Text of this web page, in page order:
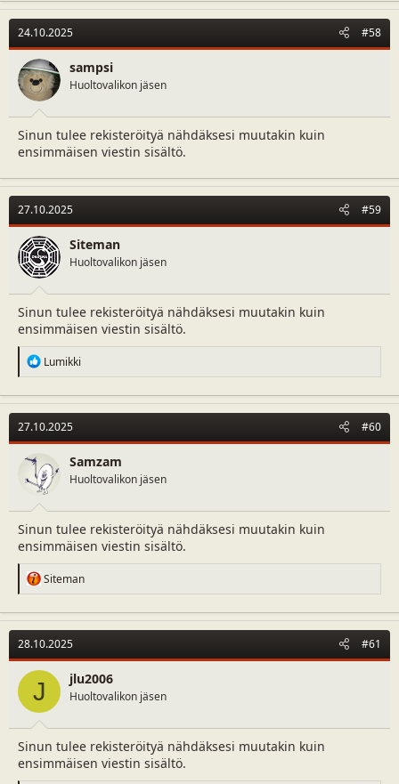
c
t
i
o
n
s
:
24.10.2025 #58
sampsi
Huoltovalikon jäsen
Sinun tulee rekisteröityä nähdäksesi muutakin kuin
ensimmäisen viestin sisältö.
27.10.2025 #59
Siteman
Huoltovalikon jäsen
Sinun tulee rekisteröityä nähdäksesi muutakin kuin
ensimmäisen viestin sisältö.
R
e
c
t
i
o
s
:
Lumikki
27.10.2025 #60
Samzam
Huoltovalikon jäsen
Sinun tulee rekisteröityä nähdäksesi muutakin kuin
ensimmäisen viestin sisältö.
R
e
c
t
i
o
n
Siteman
28.10.2025 #61
J jlu2006
Huoltovalikon jäsen
Sinun tulee rekisteröityä nähdäksesi muutakin kuin
ensimmäisen viestin sisältö.